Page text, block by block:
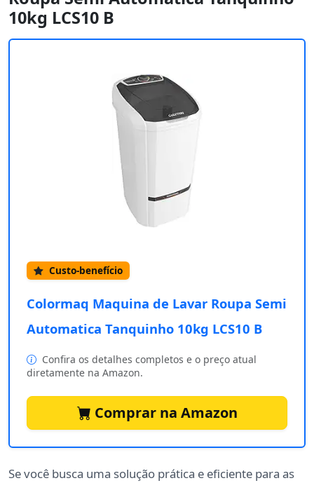
10kg LCS10 B
Custo-benefício
Colormaq Maquina de Lavar Roupa Semi
Automatica Tanquinho 10kg LCS10 B
Confira os detalhes completos e o preço atual
diretamente na Amazon.
Comprar na Amazon
Se você busca uma solução prática e eficiente para as